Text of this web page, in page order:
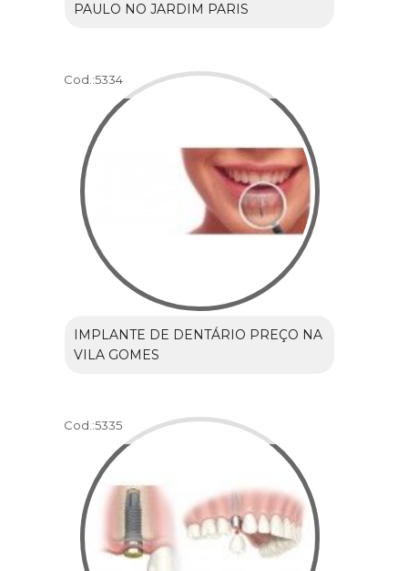
PAULO NO JARDIM PARIS
Cod.:5334
IMPLANTE DE DENTÁRIO PREÇO NA
VILA GOMES
Cod.:5335